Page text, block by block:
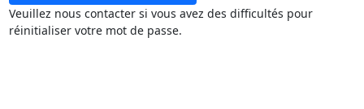
Veuillez nous contacter si vous avez des difficultés pour
réinitialiser votre mot de passe.